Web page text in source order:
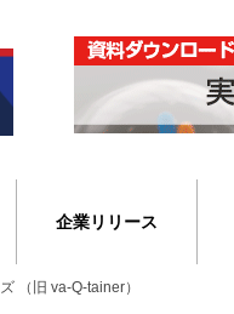
企業リリース
（旧 va-Q-tainer）